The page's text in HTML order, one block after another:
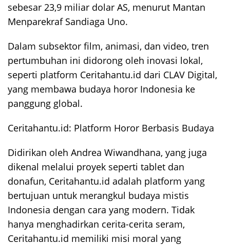
sebesar 23,9 miliar dolar AS, menurut Mantan
Menparekraf Sandiaga Uno.
Dalam subsektor film, animasi, dan video, tren
pertumbuhan ini didorong oleh inovasi lokal,
seperti platform Ceritahantu.id dari CLAV Digital,
yang membawa budaya horor Indonesia ke
panggung global.
Ceritahantu.id: Platform Horor Berbasis Budaya
Didirikan oleh Andrea Wiwandhana, yang juga
dikenal melalui proyek seperti tablet dan
donafun, Ceritahantu.id adalah platform yang
bertujuan untuk merangkul budaya mistis
Indonesia dengan cara yang modern. Tidak
hanya menghadirkan cerita-cerita seram,
Ceritahantu.id memiliki misi moral yang